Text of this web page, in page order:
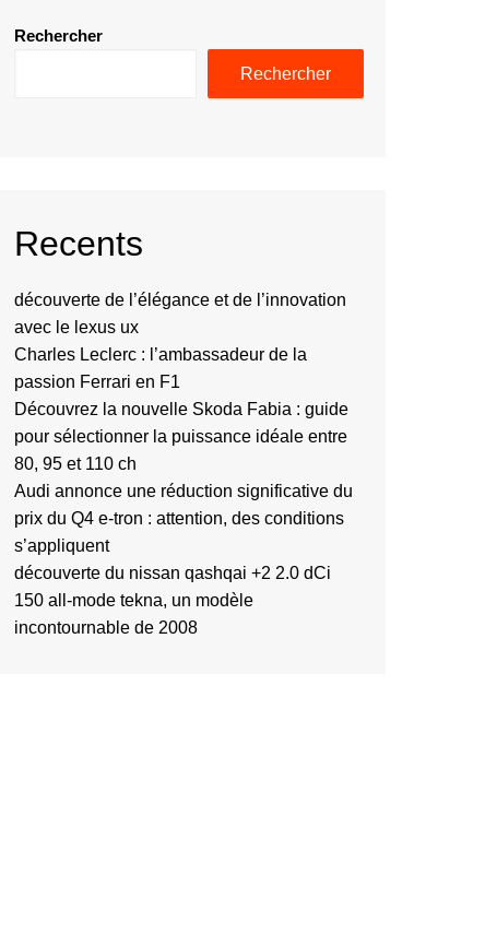
Rechercher
Rechercher
Recents
découverte de l’élégance et de l’innovation
avec le lexus ux
Charles Leclerc : l’ambassadeur de la
passion Ferrari en F1
Découvrez la nouvelle Skoda Fabia : guide
pour sélectionner la puissance idéale entre
80, 95 et 110 ch
Audi annonce une réduction significative du
prix du Q4 e-tron : attention, des conditions
s’appliquent
découverte du nissan qashqai +2 2.0 dCi
150 all-mode tekna, un modèle
incontournable de 2008